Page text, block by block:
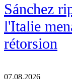
Sánchez
l'Italie
rétorsion
07.08.2026